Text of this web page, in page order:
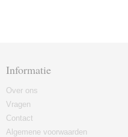
Informatie
Over ons
Vragen
Contact
Algemene voorwaarden